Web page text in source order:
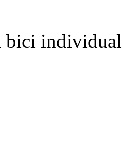
bici